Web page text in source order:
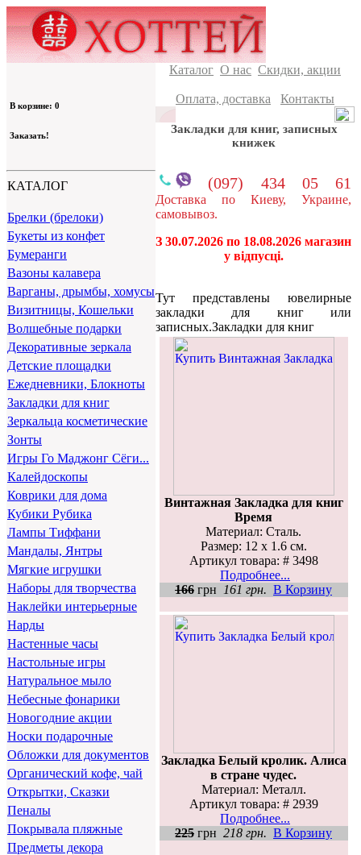
В корзине: 0
Заказать!
КАТАЛОГ
Брелки (брелоки)
Букеты из конфет
Бумеранги
Вазоны калавера
Варганы, дрымбы, хомусы
Визитницы, Кошельки
Волшебные подарки
Декоративные зеркала
Детские площадки
Ежедневники, Блокноты
Закладки для книг
Зеркальца косметические
Зонты
Игры Го Маджонг Сёги...
Калейдоскопы
Коврики для дома
Кубики Рубика
Лампы Тиффани
Мандалы, Янтры
Мягкие игрушки
Наборы для творчества
Наклейки интерьерные
Нарды
Настенные часы
Настольные игры
Натуральное мыло
Небесные фонарики
Новогодние акции
Носки подарочные
Обложки для документов
Органический кофе, чай
Открытки, Сказки
Пеналы
Покрывала пляжные
Предметы декора
Каталог О нас Скидки, акции
Оплата, доставка Контакты
Закладки для книг, записных
книжек
(097) 434 05 61
Доставка по Киеву, Украине,
самовывоз.
З 30.07.2026 по 18.08.2026 магазин
у відпусці.
Тут представлены ювелирные
закладки для книг или
записных.Закладки для книг
Винтажная Закладка для книг
Время
Материал: Сталь.
Размер: 12 х 1.6 см.
Артикул товара: # 3498
Подробнее...
166 грн 161 грн. В Корзину
Закладка Белый кролик. Алиса
в стране чудес.
Материал: Металл.
Артикул товара: # 2939
Подробнее...
225 грн 218 грн. В Корзину